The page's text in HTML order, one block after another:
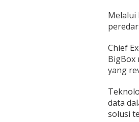
Melalui
Chief
BigBox
yang
data
solusi